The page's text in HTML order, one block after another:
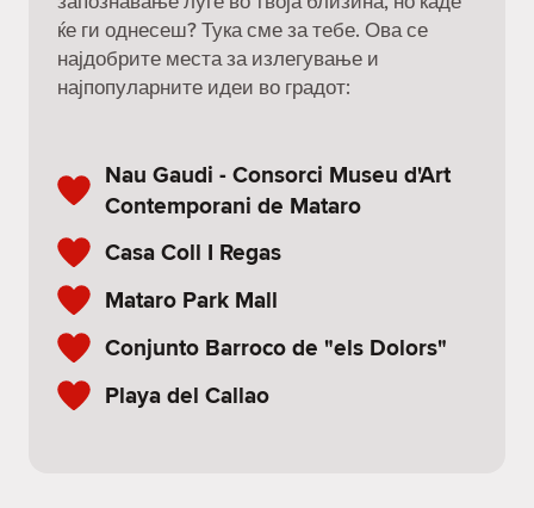
ќе ги однесеш? Тука сме за тебе. Ова се
најдобрите места за излегување и
најпопуларните идеи во градот:
Nau Gaudi - Consorci Museu d'Art
Contemporani de Mataro
Casa Coll I Regas
Mataro Park Mall
Conjunto Barroco de "els Dolors"
Playa del Callao